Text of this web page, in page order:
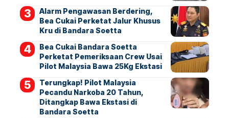
Alarm Pengawasan Berdering,
Bea Cukai Perketat Jalur Khusus
Kru di Bandara Soetta
Bea Cukai Bandara Soetta
Perketat Pemeriksaan Crew Usai
Pilot Malaysia Bawa 25Kg Ekstasi
Terungkap! Pilot Malaysia
Pecandu Narkoba 20 Tahun,
Ditangkap Bawa Ekstasi di
Bandara Soetta